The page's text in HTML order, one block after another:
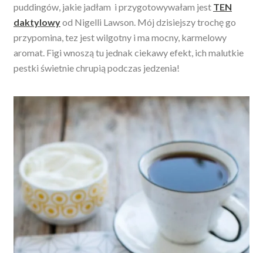
puddingów, jakie jadłam i przygotowywałam jest TEN
daktylowyod Nigelli Lawson. Mój dzisiejszy trochę go
przypomina, tez jest wilgotny i ma mocny, karmelowy
aromat. Figi wnoszą tu jednak ciekawy efekt, ich malutkie
pestki świetnie chrupią podczas jedzenia!